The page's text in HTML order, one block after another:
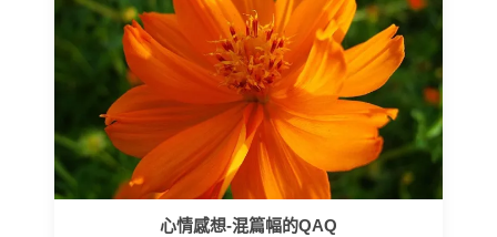
心情感想-混篇幅的QAQ